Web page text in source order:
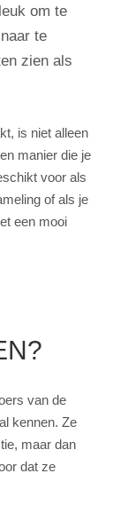
om te
te
zien als
is niet alleen
manier die je
voor als
of als je
een mooi
van de
kennen. Ze
maar dan
dat ze